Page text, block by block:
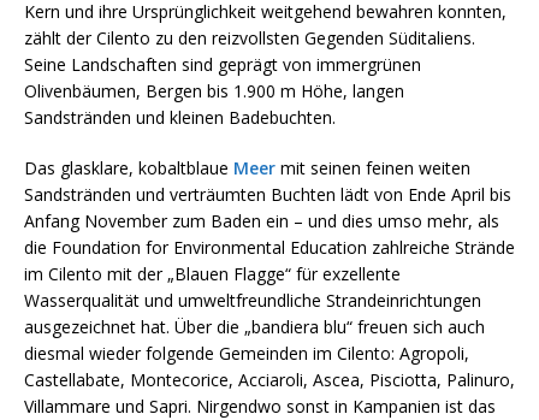
Kern und ihre Ursprünglichkeit weitgehend bewahren konnten,
zählt der Cilento zu den reizvollsten Gegenden Süditaliens.
Seine Landschaften sind geprägt von immergrünen
Olivenbäumen, Bergen bis 1.900 m Höhe, langen
Sandstränden und kleinen Badebuchten.
Das glasklare, kobaltblaue Meer mit seinen feinen weiten
Sandstränden und verträumten Buchten lädt von Ende April bis
Anfang November zum Baden ein – und dies umso mehr, als
die Foundation for Environmental Education zahlreiche Strände
im Cilento mit der „Blauen Flagge“ für exzellente
Wasserqualität und umweltfreundliche Strandeinrichtungen
ausgezeichnet hat. Über die „bandiera blu“ freuen sich auch
diesmal wieder folgende Gemeinden im Cilento: Agropoli,
Castellabate, Montecorice, Acciaroli, Ascea, Pisciotta, Palinuro,
Villammare und Sapri. Nirgendwo sonst in Kampanien ist das